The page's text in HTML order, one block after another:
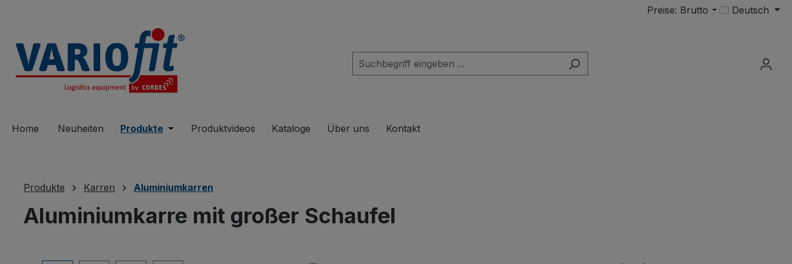
Preise: Brutto Deutsch
Home Neuheiten Produkte Öffne oder Schließe das Dropdown der Kategorie Produkte
Produktvideos Kataloge Über uns Kontakt
Produkte Karren Aluminiumkarren
Aluminiumkarre mit großer Schaufel